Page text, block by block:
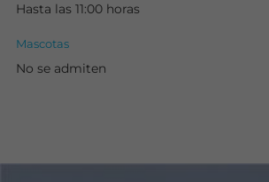
Hasta las 11:00 horas
Mascotas
No se admiten